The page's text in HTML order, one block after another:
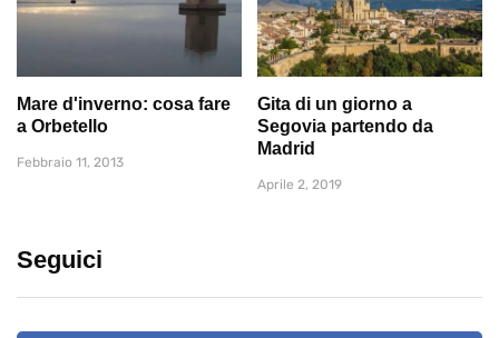
Mare d'inverno: cosa fare
a Orbetello
Febbraio 11, 2013
Gita di un giorno a
Segovia partendo da
Madrid
Aprile 2, 2019
Seguici